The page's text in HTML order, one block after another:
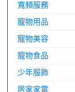
寬頻服務
寵物用品
寵物美容
寵物食品
少年服飾
居家家電